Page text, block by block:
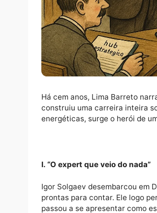
Há cem anos, Lima
energéticas, surge o herói